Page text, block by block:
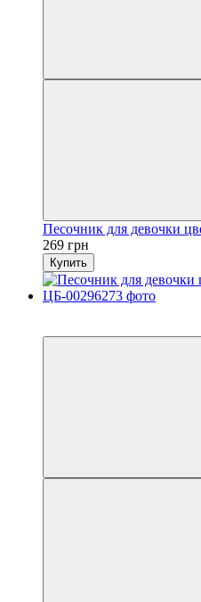
Песочник для девочки
269 грн
Купить